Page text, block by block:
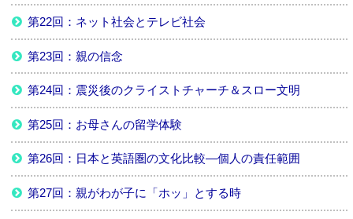
第22回：ネット社会とテレビ社会
第23回：親の信念
第24回：震災後のクライストチャーチ＆スロー文明
第25回：お母さんの留学体験
第26回：日本と英語圏の文化比較―個人の責任範囲
第27回：親がわが子に「ホッ」とする時